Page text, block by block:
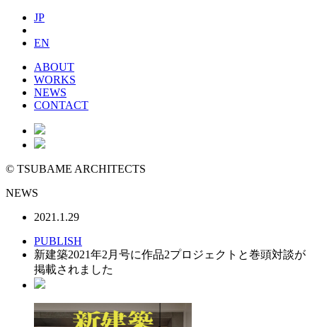
JP
EN
ABOUT
WORKS
NEWS
CONTACT
© TSUBAME ARCHITECTS
NEWS
2021.1.29
PUBLISH
新建築2021年2月号に作品2プロジェクトと巻頭対談が
掲載されました